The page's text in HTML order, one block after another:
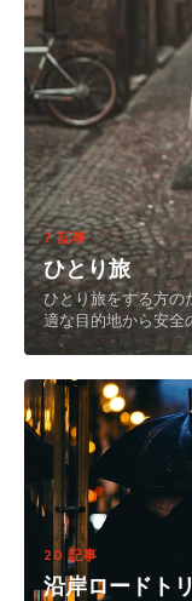
7 記事
ひとり旅
ひとり旅をする方の
適な目的地から安全
20 記事
沿岸ロードト